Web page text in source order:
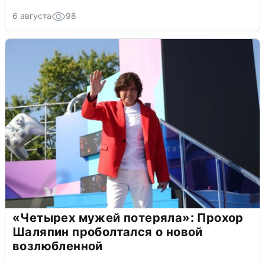
6 августа 98
«Четырех мужей потеряла»: Прохор
Шаляпин проболтался о новой
возлюбленной